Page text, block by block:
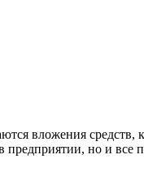
вложения средств,
предприятии, но и